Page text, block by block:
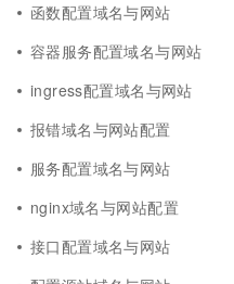
函数配置域名与网站
容器服务配置域名与网站
ingress配置域名与网站
报错域名与网站配置
服务配置域名与网站
nginx域名与网站配置
接口配置域名与网站